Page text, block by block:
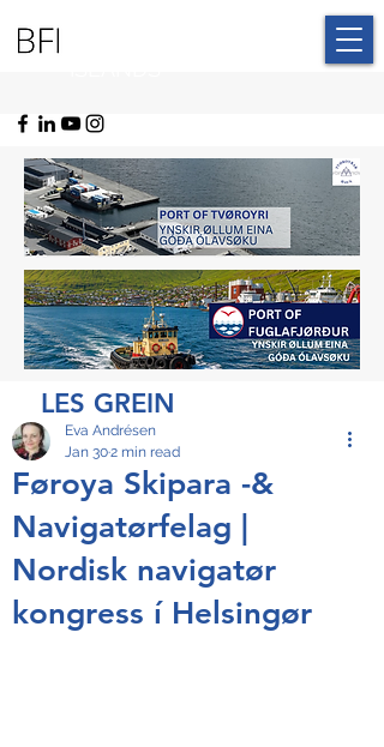
LES GREIN
Føroya Skipara -&
Navigatørfelag |
Nordisk navigatør
kongress í Helsingør
Eva Andrésen
Jan 302 min read